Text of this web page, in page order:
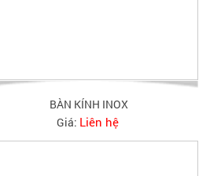
BÀN KÍNH INOX
Giá: Liên hệ